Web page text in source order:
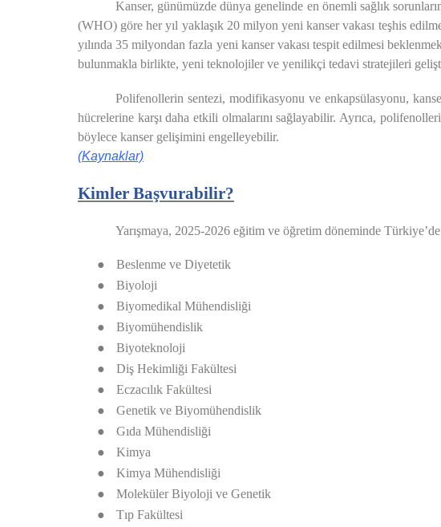
Kanser, günümüzde dünya genelinde en önemli sağlık
(WHO) göre her yıl yaklaşık 20 milyon yeni kanser vakası teşhis
yılında 35 milyondan fazla yeni kanser vakası tespit edilmesi
bulunmakla birlikte, yeni teknolojiler ve yenilikçi tedavi stratejileri
Polifenollerin sentezi, modifikasyonu ve enkapsülasyonu,
hücrelerine karşı daha etkili olmalarını sağlayabilir. Ayrıca,
böylece kanser gelişimini engelleyebilir.
(Kaynaklar)
Kimler Başvurabilir?
Yarışmaya, 2025-2026 eğitim ve öğretim döneminde
● Beslenme ve Diyetetik
● Biyoloji
● Biyomedikal Mühendisliği
● Biyomühendislik
● Biyoteknoloji
● Diş Hekimliği Fakültesi
● Eczacılık Fakültesi
● Genetik ve Biyomühendislik
● Gıda Mühendisliği
● Kimya
● Kimya Mühendisliği
● Moleküler Biyoloji ve Genetik
● Tıp Fakültesi